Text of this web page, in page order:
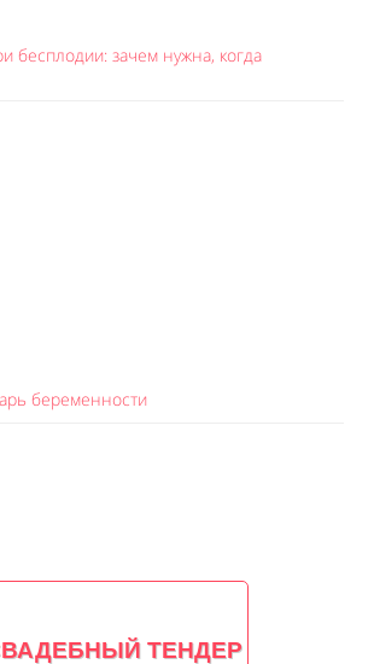
бесплодии: зачем нужна, когда
беременности
ТЕНДЕР